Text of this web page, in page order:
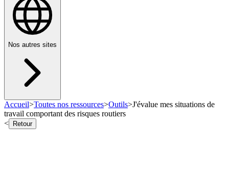
Nos autres sites
Accueil>Toutes nos ressources>Outils>J'évalue mes situations de
travail comportant des risques routiers
<
Retour